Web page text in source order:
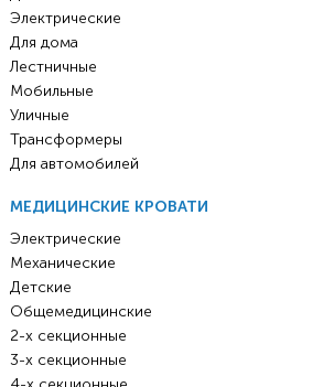
Электрические
Для дома
Лестничные
Мобильные
Уличные
Трансформеры
Для автомобилей
МЕДИЦИНСКИЕ КРОВАТИ
Электрические
Механические
Детские
Общемедицинские
2-х секционные
3-х секционные